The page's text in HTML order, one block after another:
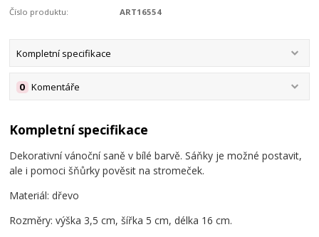
Číslo produktu: ART16554
Kompletní specifikace
Komentáře
0
Kompletní specifikace
Dekorativní vánoční saně v bílé barvě. Sáňky je možné postavit,
ale i pomoci šňůrky pověsit na stromeček.
Materiál: dřevo
Rozměry: výška 3,5 cm, šířka 5 cm, délka 16 cm.